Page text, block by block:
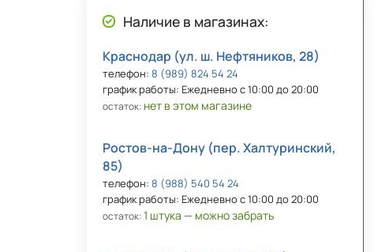
Наличие в магазинах:
Краснодар (ул. ш. Нефтяников, 28)
телефон: 8 (989) 824 54 24
график работы: Ежедневно с 10:00 до 20:00
остаток: нет в этом магазине
Ростов-на-Дону (пер. Халтуринский,
85)
телефон: 8 (988) 540 54 24
график работы: Ежедневно с 10:00 до 20:00
остаток:1 штука — можно забрать